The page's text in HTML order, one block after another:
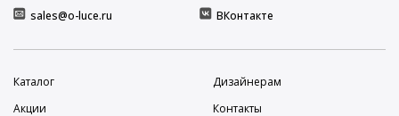
sales@o-luce.ru
ВКонтакте
Каталог
Дизайнерам
Акции
Контакты